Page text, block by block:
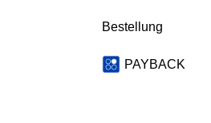
Bestellung
PAYBACK